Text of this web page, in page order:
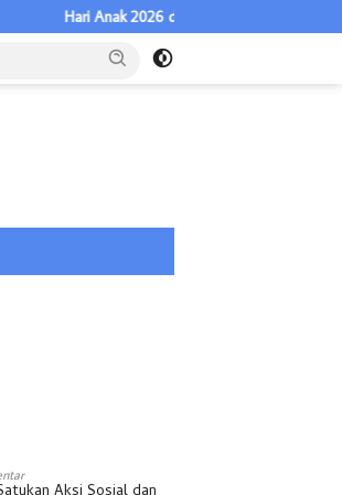
2026 di Sumut, Titiek Sugiharti: Keluarga Jadi